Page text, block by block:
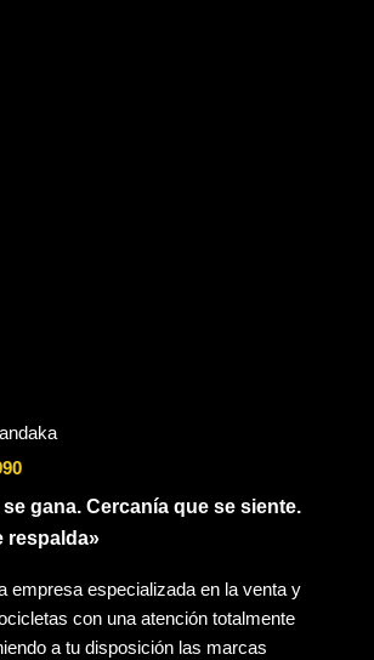
gana. Cercanía que se siente.
respalda»
empresa especializada en la venta y
con una atención totalmente
a tu disposición las marcas